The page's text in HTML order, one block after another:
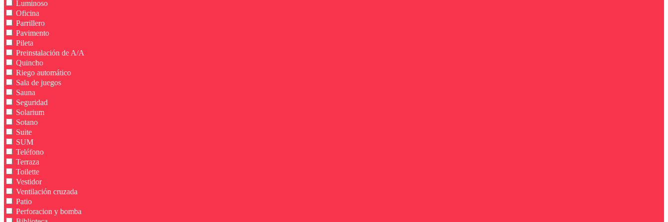
Luminoso
Oficina
Parrillero
Pavimento
Pileta
Preinstalación de A/A
Quincho
Riego automático
Sala de juegos
Sauna
Seguridad
Solarium
Sotano
Suite
SUM
Teléfono
Terraza
Toilette
Vestidor
Ventilación cruzada
Patio
Perforacion y bomba